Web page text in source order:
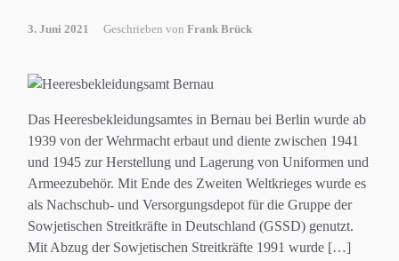
3. Juni 2021 Geschrieben von Frank Brück
Das Heeresbekleidungsamtes in Bernau bei Berlin wurde ab
1939 von der Wehrmacht erbaut und diente zwischen 1941
und 1945 zur Herstellung und Lagerung von Uniformen und
Armeezubehör. Mit Ende des Zweiten Weltkrieges wurde es
als Nachschub- und Versorgungsdepot für die Gruppe der
Sowjetischen Streitkräfte in Deutschland (GSSD) genutzt.
Mit Abzug der Sowjetischen Streitkräfte 1991 wurde […]